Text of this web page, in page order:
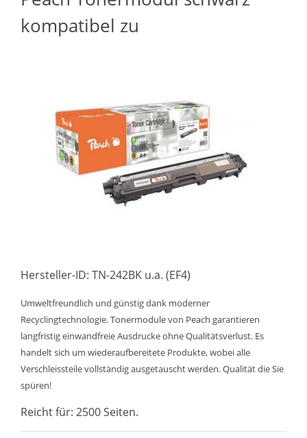
kompatibel zu
Hersteller-ID: TN-242BK u.a. (EF4)
Umweltfreundlich und günstig dank moderner
Recyclingtechnologie. Tonermodule von Peach garantieren
langfristig einwandfreie Ausdrucke ohne Qualitätsverlust. Es
handelt sich um wiederaufbereitete Produkte, wobei alle
Verschleissteile vollständig ausgetauscht werden. Qualität die Sie
spüren!
Reicht für: 2500 Seiten.